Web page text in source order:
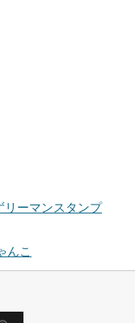
リーマンスタンプ
んこ